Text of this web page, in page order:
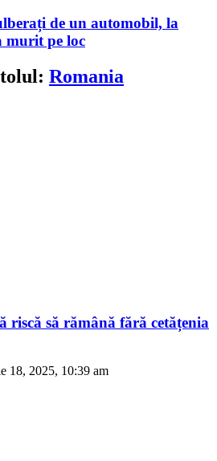
de un automobil, la
murit pe loc
Romania
riscă să rămână fără cetățenia
18, 2025, 10:39 am